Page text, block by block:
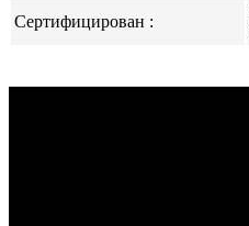
Сертифицирован :